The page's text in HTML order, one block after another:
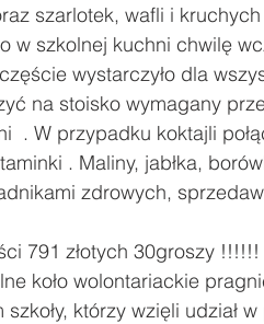
szarlotek, wafli i
w szkolnej kuchni chwilę
wystarczyło dla
na stoisko wymagany
. W przypadku koktajli
. Maliny, jabłka,
zdrowych,
791 złotych 30groszy
koło wolontariackie
którzy wzięli udział